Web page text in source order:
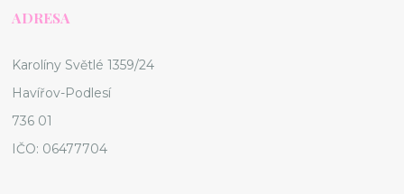
ADRESA
Karolíny Světlé 1359/24
Havířov-Podlesí
736 01
IČO: 06477704